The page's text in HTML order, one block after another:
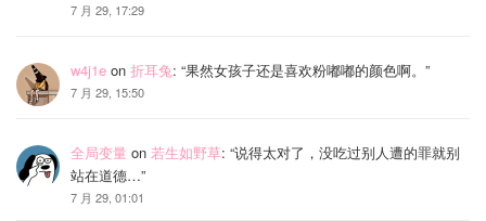
7 月 29, 17:29
w4j1e on 折耳兔: “果然女孩子还是喜欢粉嘟嘟的颜色啊。 ”
7 月 29, 15:50
全局变量 on 若生如野草: “说得太对了，没吃过别人遭的罪就别
站在道德…”
7 月 29, 01:01